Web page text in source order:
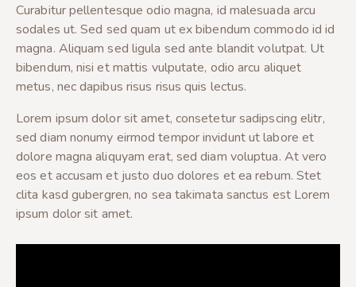
Curabitur pellentesque odio magna, id malesuada arcu
sodales ut. Sed sed quam ut ex bibendum commodo id id
magna. Aliquam sed ligula sed ante blandit volutpat. Ut
bibendum, nisi et mattis vulputate, odio arcu aliquet
metus, nec dapibus risus risus quis lectus.
Lorem ipsum dolor sit amet, consetetur sadipscing elitr,
sed diam nonumy eirmod tempor invidunt ut labore et
dolore magna aliquyam erat, sed diam voluptua. At vero
eos et accusam et justo duo dolores et ea rebum. Stet
clita kasd gubergren, no sea takimata sanctus est Lorem
ipsum dolor sit amet.